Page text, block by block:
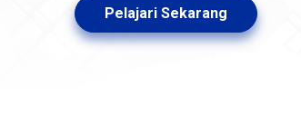
Pelajari Sekarang